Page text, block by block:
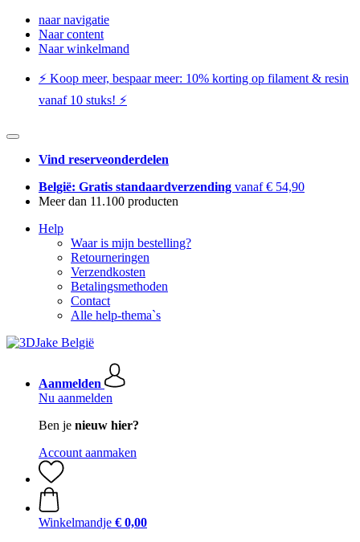
naar navigatie
Naar content
Naar winkelmand
⚡️ Koop meer, bespaar meer: ​​10% korting op filament & resin
vanaf 10 stuks! ⚡️
Vind reserveonderdelen
België: Gratis standaardverzending vanaf € 54,90
Meer dan 11.100 producten
Help
Waar is mijn bestelling?
Retourneringen
Verzendkosten
Betalingsmethoden
Contact
Alle help-thema`s
Aanmelden
Nu aanmelden
Ben je nieuw hier?
Account aanmaken
Winkelmandje € 0,00